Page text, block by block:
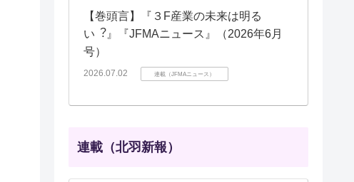
【巻頭言】『３F産業の未来は明る
い︖』『JFMAニュース』（2026年6月
号）
2026.07.02 連載（JFMAニュース）
連載（北羽新報）